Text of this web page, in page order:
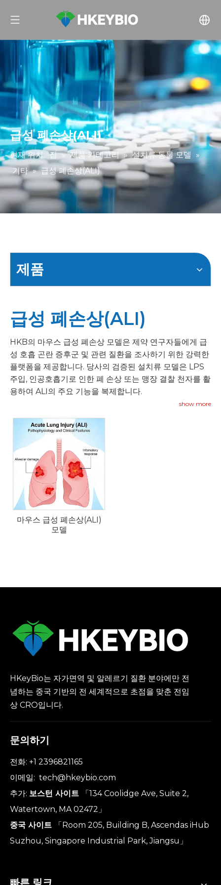
급성 폐손상(ALI)
현재 위치: 집 » 제품 카테고리 » 설치류 동물 모델 »
기타 » 급성 폐손상(ALI)
제품
급성 폐손상(ALI)
HKB의 마우스 급성 폐손상 모델은 제약 연구자들에게 급
성 호흡 곤란 증후군 및 관련 질환을 조사하기 위한 강력한
플랫폼을 제공합니다. 당사의 검증된 설치류 모델은 LPS
주입, 인공호흡기로 인한 폐 손상 또는 맹장 결찰 천자를 활
용하여 ALI의 주요 기능을 복제합니다.
show more
마우스 급성 폐손상(ALI)
모델
HKeyBio는 자가면역 및 알레르기 질환 분야에만 전
념하는 중국 기반의 전 세계적으로 초점을 맞춘 전임
상 CRO입니다.
문의하기
전화: +1 2396821165
이메일: tech@hkeybio.com
추가: 보스턴 사이트
「134 Coolidge Ave, Suite 2,
Watertown, MA 02472」
중국 사이트
「Room 205, Building B, Ascendas iHub
Suzhou, Singapore Industrial Park, Jiangsu」
빠른 링크